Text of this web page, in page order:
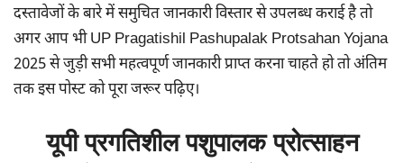
दस्तावेजों के बारे में समुचित जानकारी विस्तार से उपलब्ध कराई है तो
अगर आप भी UP Pragatishil Pashupalak Protsahan Yojana
2025 से जुड़ी सभी महत्वपूर्ण जानकारी प्राप्त करना चाहते हो तो अंतिम
तक इस पोस्ट को पूरा जरूर पढ़िए।
यूपी प्रगतिशील पशुपालक प्रोत्साहन